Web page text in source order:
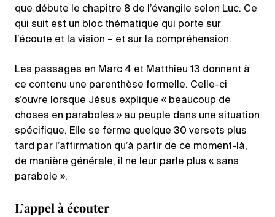
que débute le chapitre 8 de l’évangile selon Luc. Ce
qui suit est un bloc thématique qui porte sur
l’écoute et la vision – et sur la compréhension.
Les passages en Marc 4 et Matthieu 13 donnent à
ce contenu une parenthèse formelle. Celle-ci
s’ouvre lorsque Jésus explique « beaucoup de
choses en paraboles » au peuple dans une situation
spécifique. Elle se ferme quelque 30 versets plus
tard par l’affirmation qu’à partir de ce moment-là,
de manière générale, il ne leur parle plus « sans
parabole ».
L’appel à écouter